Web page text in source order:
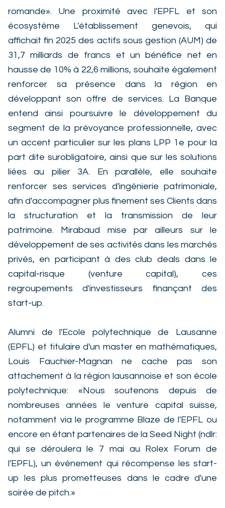
romande». Une proximité avec l'EPFL et son
écosystème L'établissement genevois, qui
affichait fin 2025 des actifs sous gestion (AUM) de
31,7 milliards de francs et un bénéfice net en
hausse de 10% à 22,6 millions, souhaite également
renforcer sa présence dans la région en
développant son offre de services. La Banque
entend ainsi poursuivre le développement du
segment de la prévoyance professionnelle, avec
un accent particulier sur les plans LPP 1e pour la
part dite surobligatoire, ainsi que sur les solutions
liées au pilier 3A. En parallèle, elle souhaite
renforcer ses services d'ingénierie patrimoniale,
afin d'accompagner plus finement ses Clients dans
la structuration et la transmission de leur
patrimoine. Mirabaud mise par ailleurs sur le
développement de ses activités dans les marchés
privés, en participant à des club deals dans le
capital-risque (venture capital), ces
regroupements d'investisseurs finançant des
start-up.
Alumni de l'Ecole polytechnique de Lausanne
(EPFL) et titulaire d'un master en mathématiques,
Louis Fauchier-Magnan ne cache pas son
attachement à la région lausannoise et son école
polytechnique: «Nous soutenons depuis de
nombreuses années le venture capital suisse,
notamment via le programme Blaze de l'EPFL ou
encore en étant partenaires de la Seed Night (ndlr:
qui se déroulera le 7 mai au Rolex Forum de
l'EPFL), un événement qui récompense les start-
up les plus prometteuses dans le cadre d'une
soirée de pitch.»